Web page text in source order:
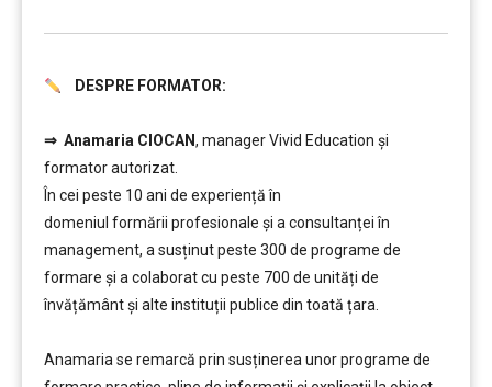
DESPRE FORMATOR:
⇒ Anamaria CIOCAN, manager Vivid Education și
formator autorizat.
În cei peste 10 ani de experiență în
domeniul formării profesionale și a consultanței în
management, a susținut peste 300 de programe de
formare și a colaborat cu peste 700 de unități de
învățământ şi alte instituții publice din toată țara.
Anamaria se remarcă prin susținerea unor programe de